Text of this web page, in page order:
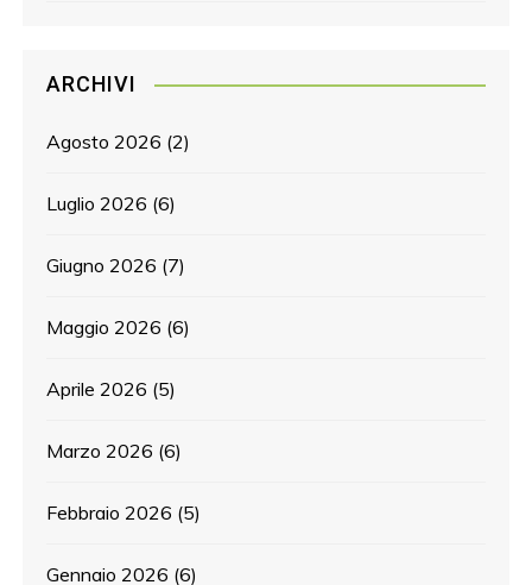
ARCHIVI
Agosto 2026 (2)
Luglio 2026 (6)
Giugno 2026 (7)
Maggio 2026 (6)
Aprile 2026 (5)
Marzo 2026 (6)
Febbraio 2026 (5)
Gennaio 2026 (6)